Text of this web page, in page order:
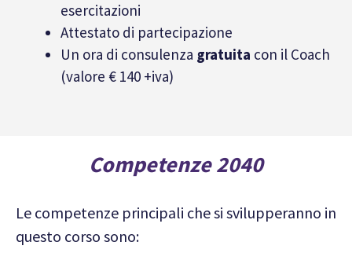
esercitazioni
Attestato di partecipazione
Un ora di consulenza gratuita con il Coach
(valore € 140 +iva)
Competenze 2040
Le competenze principali che si svilupperanno in
questo corso sono: